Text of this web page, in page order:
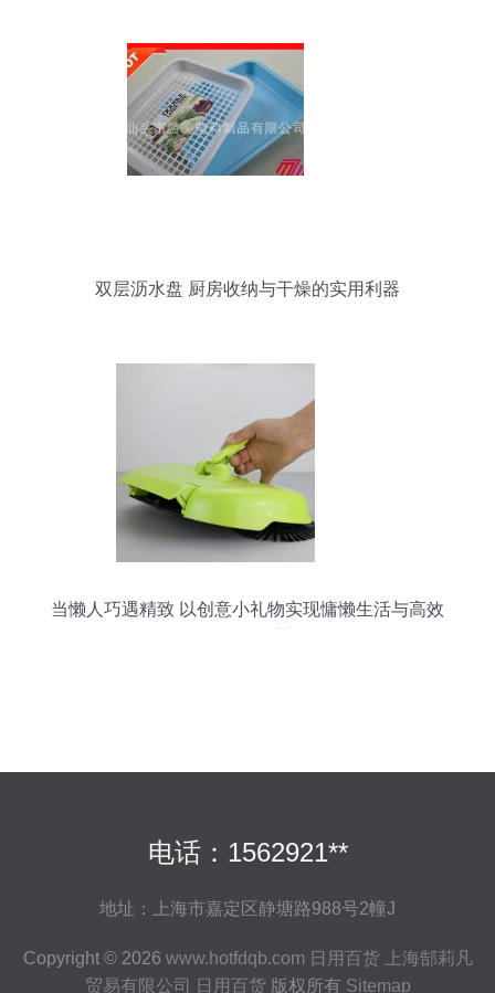
双层沥水盘 厨房收纳与干燥的实用利器
当懒人巧遇精致 以创意小礼物实现慵懒生活与高效
电话：1562921**
地址：上海市嘉定区静塘路988号2幢J
Copyright © 2026 www.hotfdqb.com 日用百货
上海郜莉凡
贸易有限公司
日用百货版权所有 Sitemap